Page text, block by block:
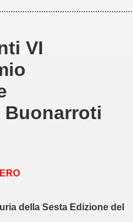
VI
Buonarroti
della Sesta Edizione del